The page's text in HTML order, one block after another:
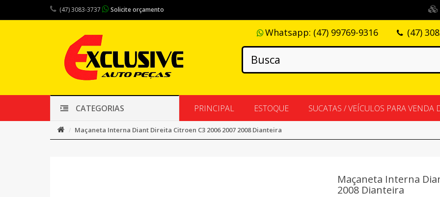
(47) 3083-3737 Solicite orçamento
Whatsapp: (47) 99769-9316 (47)
CATEGORIAS PRINCIPAL ESTOQUE SUCATAS / VEÍCULOS PARA VENDA
Maçaneta Interna Diant Direita Citroen C3 2006 2007 2008 Dianteira
Maçaneta Interna
2008 Dianteira